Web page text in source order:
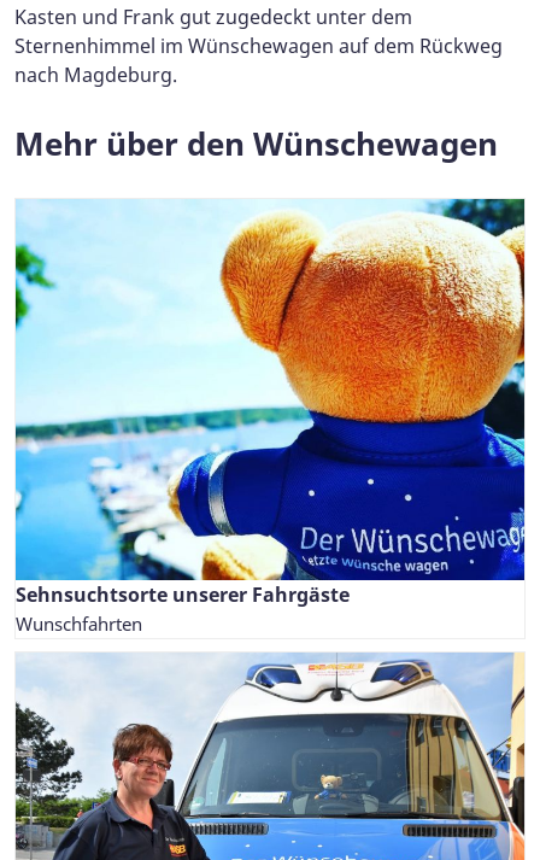
Kasten und Frank gut zugedeckt unter dem
Sternenhimmel im Wünschewagen auf dem Rückweg
nach Magdeburg.
Mehr über den Wünschewagen
Sehnsuchtsorte unserer Fahrgäste
Wunschfahrten